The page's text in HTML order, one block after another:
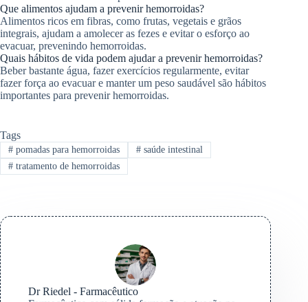
Que alimentos ajudam a prevenir hemorroidas?
Alimentos ricos em fibras, como frutas, vegetais e grãos
integrais, ajudam a amolecer as fezes e evitar o esforço ao
evacuar, prevenindo hemorroidas.
Quais hábitos de vida podem ajudar a prevenir hemorroidas?
Beber bastante água, fazer exercícios regularmente, evitar
fazer força ao evacuar e manter um peso saudável são hábitos
importantes para prevenir hemorroidas.
Tags
#pomadas para hemorroidas #saúde intestinal
#tratamento de hemorroidas
Dr Riedel - Farmacêutico